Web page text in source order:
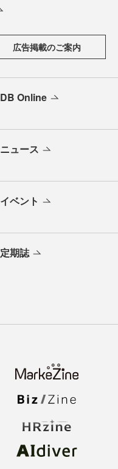
広告掲載のご案内
DB Online
ニュース
イベント
定期誌